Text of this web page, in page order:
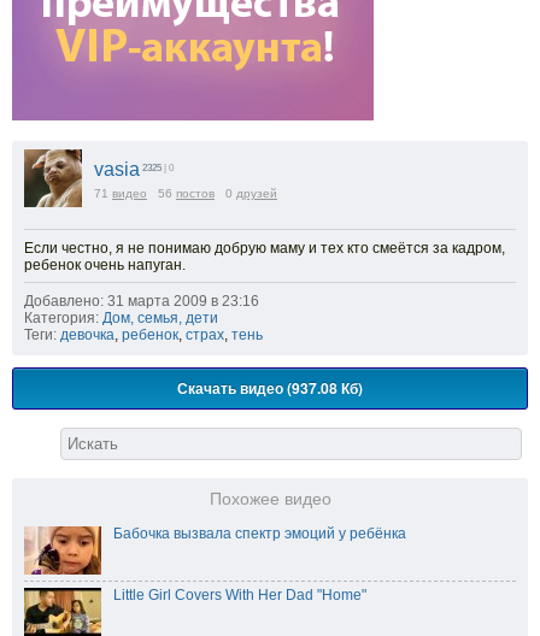
vasia 2325 | 0
71 видео 56 постов 0 друзей
Если честно, я не понимаю добрую маму и тех кто смеётся за кадром,
ребенок очень напуган.
Добавлено: 31 марта 2009 в 23:16
Категория: Дом, семья, дети
Теги: девочка ребенок страх тень
Скачать видео (937.08 Кб)
Похожее видео
Бабочка вызвала спектр эмоций у ребёнка
Little Girl Covers With Her Dad "Home"